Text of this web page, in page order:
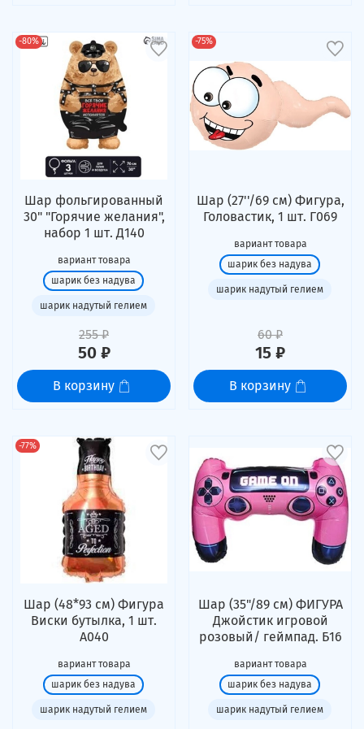
-80%
Шар фольгированный
30" "Горячие желания",
набор 1 шт. Д140
вариант товара
шарик без надува
шарик надутый гелием
255 ₽
50 ₽
В корзину
-75%
Шар (27''/69 см) Фигура,
Головастик, 1 шт. Г069
вариант товара
шарик без надува
шарик надутый гелием
60 ₽
15 ₽
В корзину
-77%
Шар (48*93 см) Фигура
Виски бутылка, 1 шт.
А040
вариант товара
шарик без надува
шарик надутый гелием
Шар (35"/89 см) ФИГУРА
Джойстик игровой
розовый/ геймпад. Б16
вариант товара
шарик без надува
шарик надутый гелием